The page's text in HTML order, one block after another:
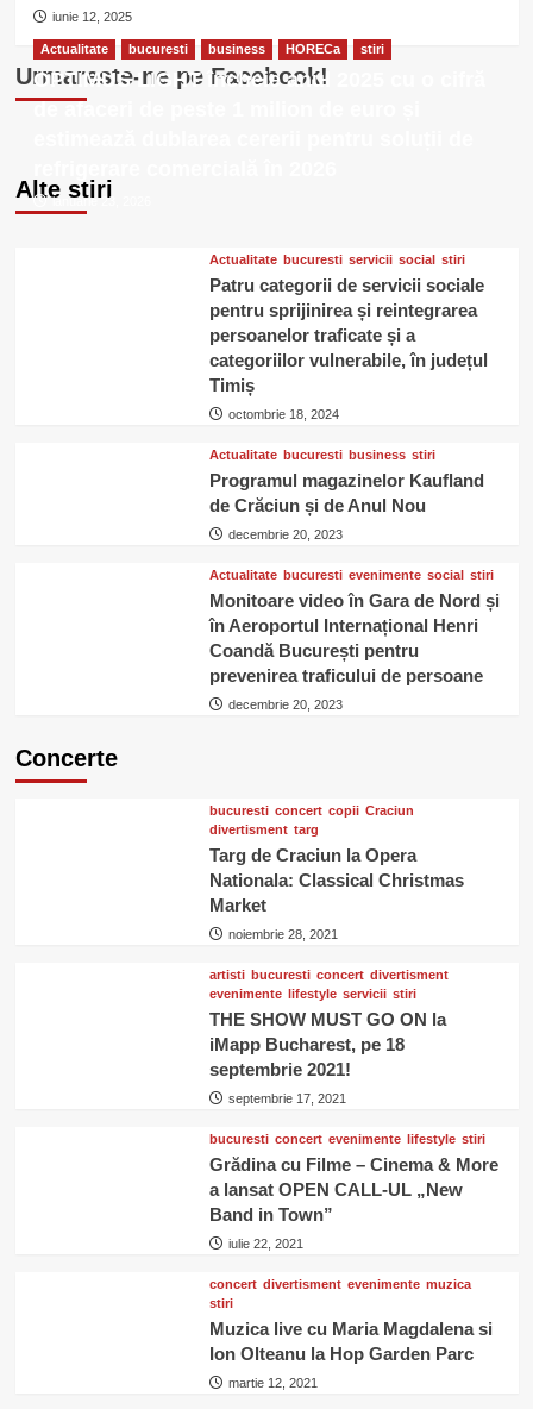
iunie 12, 2025
Urmareste-ne pe Facebook!
Alte stiri
Actualitate bucuresti business HORECa stiri
OPTIMUS LIGHT încheie anul 2025 cu o cifră
de afaceri de peste 1 milion de euro și
ianuarie 23, 2026
Actualitate bucuresti servicii social stiri
Patru categorii de servicii sociale
pentru sprijinirea și reintegrarea
persoanelor traficate și a
categoriilor vulnerabile, în județul
Timiș
octombrie 18, 2024
Actualitate bucuresti business stiri
Programul magazinelor Kaufland
de Crăciun și de Anul Nou
decembrie 20, 2023
Actualitate bucuresti evenimente social stiri
Monitoare video în Gara de Nord și
în Aeroportul Internațional Henri
Coandă București pentru
prevenirea traficului de persoane
decembrie 20, 2023
Concerte
bucuresti concert copii Craciun
divertisment targ
Targ de Craciun la Opera
Nationala: Classical Christmas
Market
noiembrie 28, 2021
artisti bucuresti concert divertisment
evenimente lifestyle servicii stiri
THE SHOW MUST GO ON la
iMapp Bucharest, pe 18
septembrie 2021!
septembrie 17, 2021
bucuresti concert evenimente lifestyle stiri
Grădina cu Filme – Cinema & More
a lansat OPEN CALL-UL „New
Band in Town”
iulie 22, 2021
concert divertisment evenimente muzica
stiri
Muzica live cu Maria Magdalena si
Ion Olteanu la Hop Garden Parc
martie 12, 2021